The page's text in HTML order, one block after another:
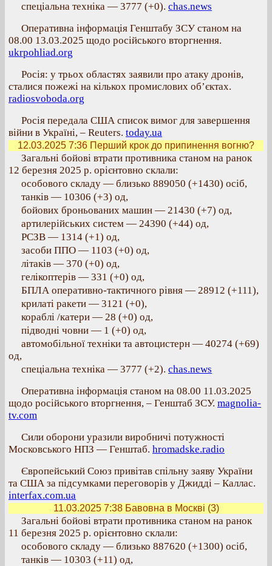
спеціальна техніка — 3777 (+0). chas.news
Оперативна інформація Генштабу ЗСУ станом на
08.00 13.03.2025 щодо російського вторгнення.
ukrpohliad.org
Росія: у трьох областях заявили про атаку дронів,
сталися пожежі на кількох промислових об’єктах.
radiosvoboda.org
Росія передала США список вимог для завершення
війни в Україні, – Reuters. today.ua
12.03.2025 7:36 Перший крок до припинення вогню?
Загальні бойові втрати противника станом на ранок
12 березня 2025 р. орієнтовно склали:
особового складу — близько 889050 (+1430) осіб,
танків — 10306 (+3) од,
бойових броньованих машин — 21430 (+7) од,
артилерійських систем — 24390 (+44) од,
РСЗВ — 1314 (+1) од,
засоби ППО — 1103 (+0) од,
літаків — 370 (+0) од,
гелікоптерів — 331 (+0) од,
БПЛА оперативно-тактичного рівня — 28912 (+111),
крилаті ракети — 3121 (+0),
кораблі /катери — 28 (+0) од,
підводні човни — 1 (+0) од,
автомобільної техніки та автоцистерн — 40274 (+69)
од,
спеціальна техніка — 3777 (+2). chas.news
Оперативна інформація станом на 08.00 11.03.2025
щодо російського вторгнення, – Генштаб ЗСУ. magnolia-
tv.com
Сили оборони уразили виробничі потужності
Московського НПЗ — Генштаб. hromadske.radio
Європейський Союз привітав спільну заяву України
та США за підсумками переговорів у Джидді – Каллас.
interfax.com.ua
11.03.2025 7:38Бавовна в Москві (3)
Загальні бойові втрати противника станом на ранок
11 березня 2025 р. орієнтовно склали:
особового складу — близько 887620 (+1300) осіб,
танків — 10303 (+11) од,